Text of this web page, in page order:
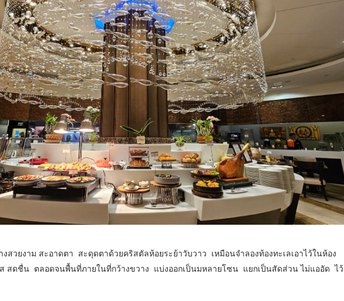
สวยงาม สะอาดตา สะดุดตาด้วยคริสตัลห้อยระย้าวับวาว เหมือนจำลองท้องทะเลเอาไว้ในห้อง
สดชื่น ตลอดจนพื้นที่ภายในที่กว้างขวาง แบ่งออกเป็นมหลายโซน แยกเป็นสัดส่วน ไม่แออัด ไว้